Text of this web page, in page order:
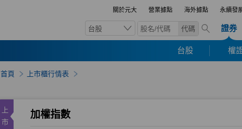
關於元大 營業據點 海外據點 永續發
台股 代碼 證券
台股 權
首頁 上市櫃行情表